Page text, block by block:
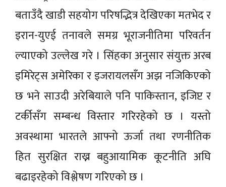
बताउँदै खाडी सहयोग परिषद्भित्र देखिएका मतभेद र
इरान-युएई तनावले समग्र भूराजनीतिमा परिवर्तन
ल्याएको उल्लेख गरे । सिंहका अनुसार संयुक्त अरब
इमिरेट्स अमेरिका र इजरायलसँग अझ नजिकिएको
छ भने साउदी अरेबियाले पनि पाकिस्तान, इजिप्ट र
टर्कीसँग सम्बन्ध विस्तार गरिरहेको छ । यस्तो
अवस्थामा भारतले आफ्नो ऊर्जा तथा रणनीतिक
हित सुरक्षित राख्न बहुआयामिक कूटनीति अघि
बढाइरहेको विश्लेषण गरिएको छ ।